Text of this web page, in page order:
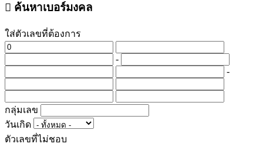
ค้นหาเบอร์มงคล
ใส่ตัวเลขที่ต้องการ
-
-
กลุ่มเลข
วันเกิด
ตัวเลขที่ไม่ชอบ